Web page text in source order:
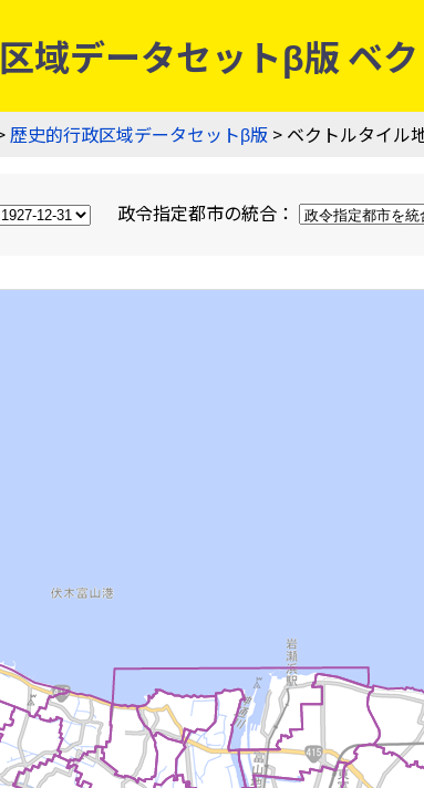
域データセットβ版 ベ
歴史的行政区域データセットβ版 > ベクトルタイル
政令指定都市の統合：